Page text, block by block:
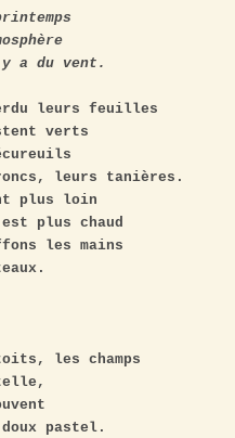
du vent.
leurs feuilles
verts
leurs tanières.
plus loin
plus chaud
les mains
les champs
pastel.